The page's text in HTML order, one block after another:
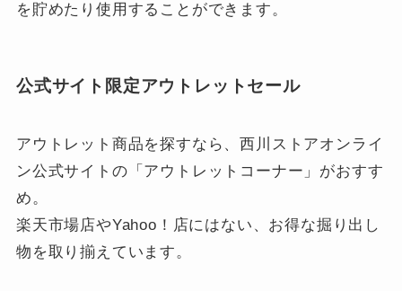
を貯めたり使用することができます。
公式サイト限定アウトレットセール
アウトレット商品を探すなら、西川ストアオンライ
ン公式サイトの「アウトレットコーナー」がおすす
め。
楽天市場店やYahoo！店にはない、お得な掘り出し
物を取り揃えています。